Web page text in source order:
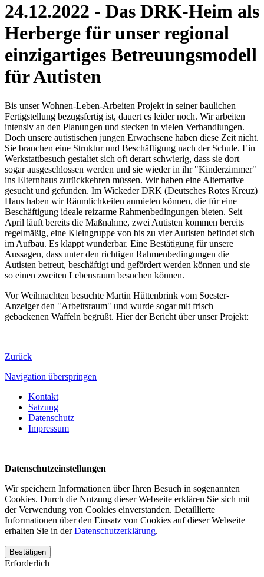
24.12.2022 - Das DRK-Heim als
Herberge für unser regional
einzigartiges Betreuungsmodell
für Autisten
Bis unser Wohnen-Leben-Arbeiten Projekt in seiner baulichen
Fertigstellung bezugsfertig ist, dauert es leider noch. Wir arbeiten
intensiv an den Planungen und stecken in vielen Verhandlungen.
Doch unsere autistischen jungen Erwachsene haben diese Zeit nicht.
Sie brauchen eine Struktur und Beschäftigung nach der Schule. Ein
Werkstattbesuch gestaltet sich oft derart schwierig, dass sie dort
sogar ausgeschlossen werden und sie wieder in ihr "Kinderzimmer"
ins Elternhaus zurückkehren müssen. Wir haben eine Alternative
gesucht und gefunden. Im Wickeder DRK (Deutsches Rotes Kreuz)
Haus haben wir Räumlichkeiten anmieten können, die für eine
Beschäftigung ideale reizarme Rahmenbedingungen bieten. Seit
April läuft bereits die Maßnahme, zwei Autisten kommen bereits
regelmäßig, eine Kleingruppe von bis zu vier Autisten befindet sich
im Aufbau. Es klappt wunderbar. Eine Bestätigung für unsere
Aussagen, dass unter den richtigen Rahmenbedingungen die
Autisten betreut, beschäftigt und gefördert werden können und sie
so einen zweiten Lebensraum besuchen können.
Vor Weihnachten besuchte Martin Hüttenbrink vom Soester-
Anzeiger den "Arbeitsraum" und wurde sogar mit frisch
gebackenen Waffeln begrüßt. Hier der Bericht über unser Projekt:
Zurück
Navigation überspringen
Kontakt
Satzung
Datenschutz
Impressum
Datenschutzeinstellungen
Wir speichern Informationen über Ihren Besuch in sogenannten
Cookies. Durch die Nutzung dieser Webseite erklären Sie sich mit
der Verwendung von Cookies einverstanden. Detaillierte
Informationen über den Einsatz von Cookies auf dieser Webseite
erhalten Sie in derDatenschutzerklärung.
Bestätigen
Erforderlich